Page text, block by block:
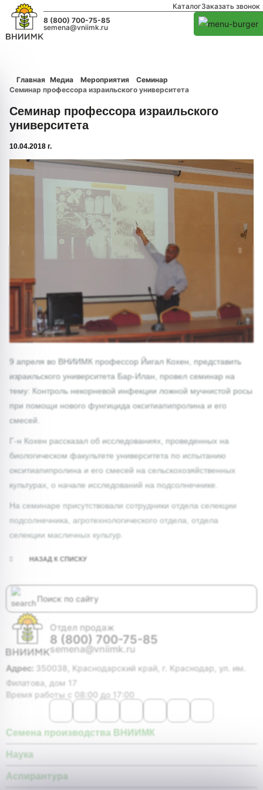
КаталогЗаказать звонок
8 (800) 700-75-85
semena@vniimk.ru
Главная Медиа Мероприятия
Семинар
Семинар профессора израильского университета
Семинар профессора израильского
университета
10.04.2018 г.
9 апреля во ВНИИМК профессор Йигал Кохен, представить
израильского университета Бар-Илан, провел семинар на
тему: Контроль некорневой инфекции ложной мучнистой росы
при помощи нового фунгицида окситиапипролина и его
смесей.
Г-н Кохен рассказал об исследованиях, проведенных на
биологическом факультете университета по испытанию
окситиапипролина и его смесей на сельскохозяйственных
культурах, о начале исследований на подсолнечнике.
На семинаре присутствовали сотрудники отдела селекции
подсолнечника, агротехнологического отдела, отдела
селекции масличных культур.
НАЗАД К СПИСКУ
Отдел продаж
8 (800) 700-75-85
semena@vniimk.ru
Адрес: 350038, Краснодарский край, г. Краснодар, ул. им.
Филатова, дом 17
Время работы с 08:00 до 17:00
Семена производства ВНИИМК
Наука
Аспирантура